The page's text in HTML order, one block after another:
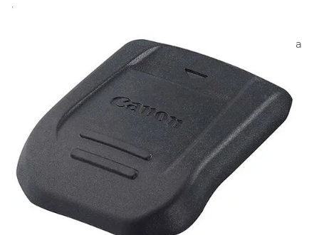
камеры, когда на нём не установлено никакого
предотвращение попадания пыли, грязи и влаги на
21-контактные разъёмы башмака, что помогает
сохранить надёжность электронных контактов и
защитные свойства камеры в сложных погодных
условиях.